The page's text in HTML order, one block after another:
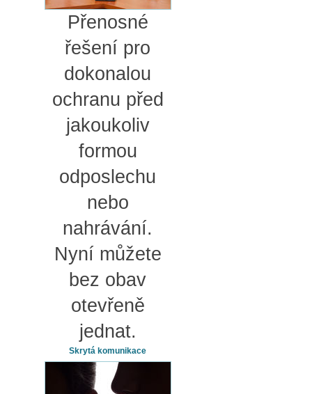
Přenosné
řešení pro
dokonalou
ochranu před
jakoukoliv
formou
odposlechu
nebo
nahrávání.
Nyní můžete
bez obav
otevřeně
jednat.
Skrytá komunikace